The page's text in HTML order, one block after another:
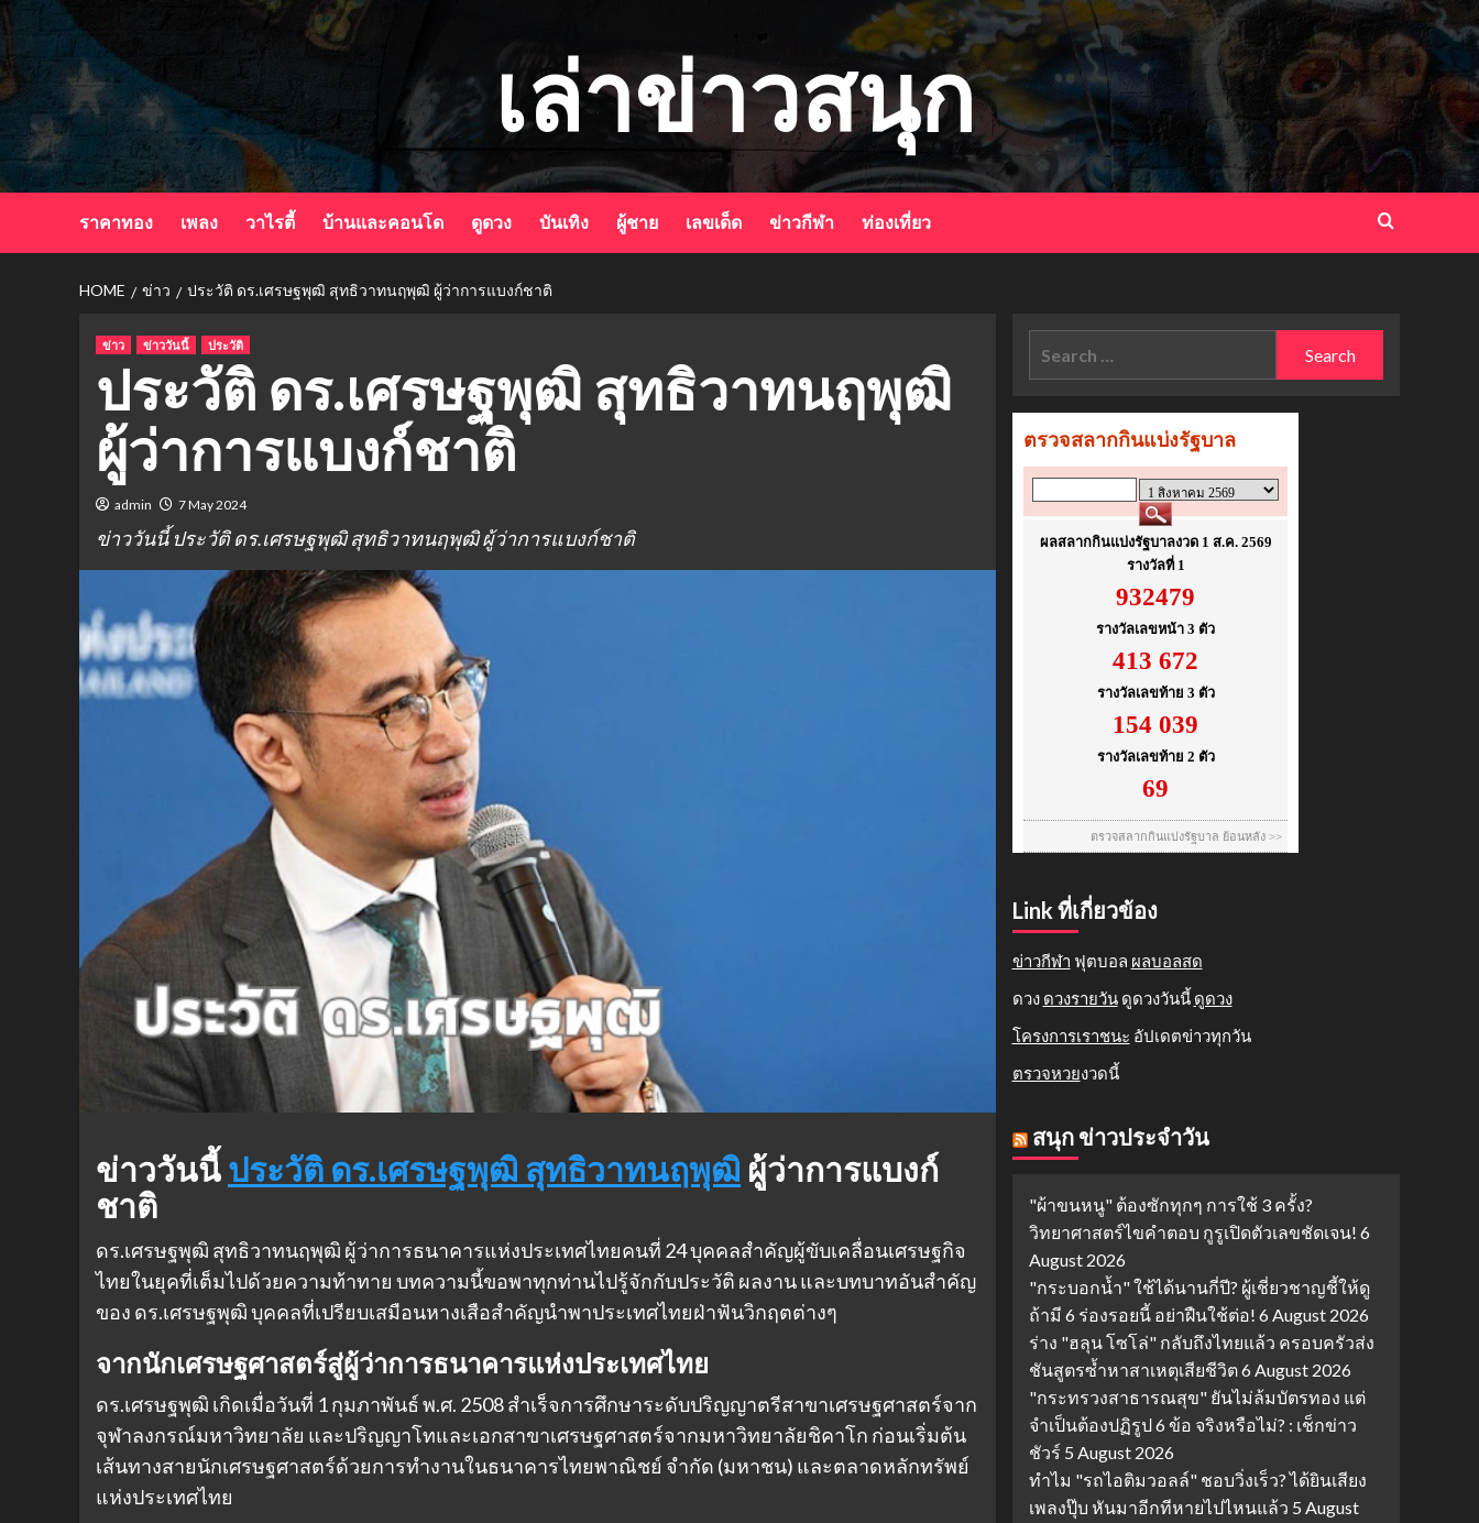
Skip
content
เล่าข่าวสนุก
ราคาทอง เพลง วาไรตี้ บ้านและคอนโด ดูดวง บันเทิง ผู้ชาย เลขเด็ด ข่าวกีฬา ท่องเที่ยว
HOME ข่าว ประวัติ ดร.เศรษฐพุฒิ สุทธิวาทนฤพุฒิ ผู้ว่าการแบงก์ชาติ
ข่าว ข่าววันนี้ ประวัติ
ประวัติ ดร.เศรษฐพุฒิ สุทธิวาทนฤพุฒิ
ผู้ว่าการแบงก์ชาติ
admin 7 May 2024
ข่าววันนี้ ประวัติ ดร.เศรษฐพุฒิ สุทธิวาทนฤพุฒิ ผู้ว่าการแบงก์ชาติ
ข่าววันนี้ประวัติ ดร.เศรษฐพุฒิ สุทธิวาทนฤพุฒิ ผู้ว่าการแบงก์
ชาติ
ดร.เศรษฐพุฒิ สุทธิวาทนฤพุฒิ ผู้ว่าการธนาคารแห่งประเทศไทยคนที่ 24 บุคคลสำคัญผู้ขับเคลื่อนเศรษฐกิจ
ไทยในยุคที่เต็มไปด้วยความท้าทาย บทความนี้ขอพาทุกท่านไปรู้จักกับประวัติ ผลงาน และบทบาทอันสำคัญ
ของ ดร.เศรษฐพุฒิ บุคคลที่เปรียบเสมือนหางเสือสำคัญนำพาประเทศไทยฝ่าฟันวิกฤตต่างๆ
จากนักเศรษฐศาสตร์สู่ผู้ว่าการธนาคารแห่งประเทศไทย
ดร.เศรษฐพุฒิ เกิดเมื่อวันที่ 1 กุมภาพันธ์ พ.ศ. 2508 สำเร็จการศึกษาระดับปริญญาตรีสาขาเศรษฐศาสตร์จาก
จุฬาลงกรณ์มหาวิทยาลัย และปริญญาโทและเอกสาขาเศรษฐศาสตร์จากมหาวิทยาลัยชิคาโก ก่อนเริ่มต้น
เส้นทางสายนักเศรษฐศาสตร์ด้วยการทำงานในธนาคารไทยพาณิชย์ จำกัด (มหาชน) และตลาดหลักทรัพย์
แห่งประเทศไทย
Link ที่เกี่ยวข้อง
ข่าวกีฬา ฟุตบอล ผลบอลสด
ดวง ดวงรายวันดูดวงวันนี้ ดูดวง
โครงการเราชนะ อัปเดตข่าวทุกวัน
ตรวจหวยงวดนี้
สนุก ข่าวประจำวัน
"ผ้าขนหนู" ต้องซักทุกๆ การใช้ 3 ครั้ง?
วิทยาศาสตร์ไขคำตอบ กูรูเปิดตัวเลขชัดเจน! 6
August 2026
"กระบอกน้ำ" ใช้ได้นานกี่ปี? ผู้เชี่ยวชาญชี้ให้ดู
ถ้ามี 6 ร่องรอยนี้ อย่าฝืนใช้ต่อ! 6 August 2026
ร่าง "ฮลุน โซโล่" กลับถึงไทยแล้ว ครอบครัวส่ง
ชันสูตรซ้ำหาสาเหตุเสียชีวิต6 August 2026
"กระทรวงสาธารณสุข" ยันไม่ล้มบัตรทอง แต่
จำเป็นต้องปฏิรูป 6 ข้อ จริงหรือไม่? : เช็กข่าว
ชัวร์ 5 August 2026
ทำไม "รถไอติมวอลล์" ชอบวิ่งเร็ว? ได้ยินเสียง
เพลงปุ๊บ หันมาอีกทีหายไปไหนแล้ว 5 August